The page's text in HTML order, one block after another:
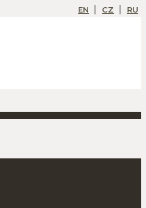
EN CZ RU